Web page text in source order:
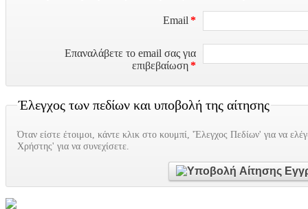
Email *
Επαναλάβετε το email σας για
επιβεβαίωση*
Έλεγχος των πεδίων και υποβολή της αίτησης
Όταν είστε έτοιμοι, κάντε κλικ στο κουμπί, 'Έλεγχος Πεδίων' για να
Χρήστης' για να συνεχίσετε.